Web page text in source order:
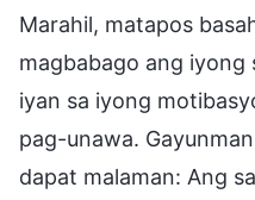
Marahil, matapos
magbabago ang
iyan sa iyong
pag-unawa.
dapat malaman: Ang